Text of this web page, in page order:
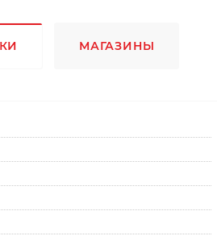
МАГАЗИНЫ